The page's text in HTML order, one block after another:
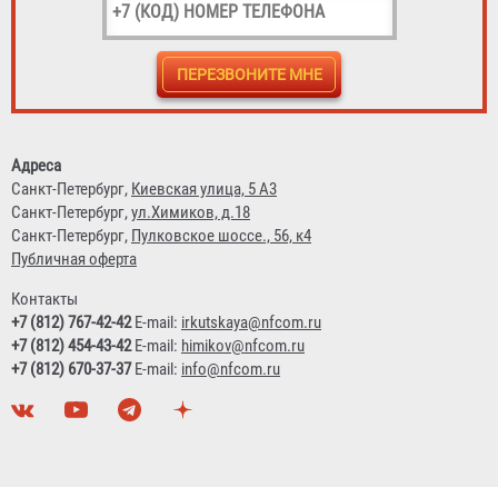
Кронштейн транспортный КТМ-4 "БАЛТИКА" (для ОП/
Адреса
Санкт-Петербург, Киевская улица, 5 А3
Санкт-Петербург,ул.Химиков, д.18
Санкт-Петербург, Пулковское шоссе., 56, к4
Публичная оферта
Контакты
+7 (812) 767-42-42E-mail: irkutskaya@nfcom.ru
+7 (812) 454-43-42E-mail: himikov@nfcom.ru
+7 (812) 670-37-37E-mail: info@nfcom.ru